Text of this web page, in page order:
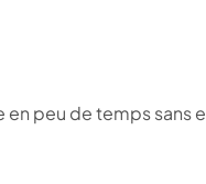
peu de temps sans